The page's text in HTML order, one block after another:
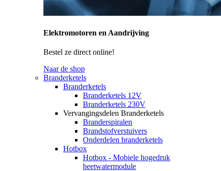
Elektromotoren en Aandrijving
Bestel ze direct online!
Naar de shop
Branderketels
Branderketels
Branderketels 12V
Branderketels 230V
Vervangingsdelen Branderketels
Branderspiralen
Brandstofverstuivers
Onderdelen branderketels
Hotbox
Hotbox - Mobiele hogedruk
heetwatermodule